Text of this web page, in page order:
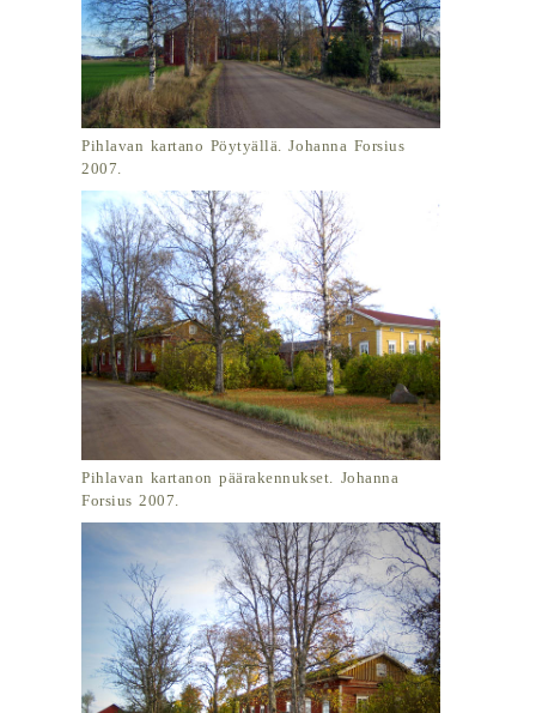
Pihlavan kartano Pöytyällä. Johanna Forsius
2007.
Pihlavan kartanon päärakennukset. Johanna
Forsius 2007.